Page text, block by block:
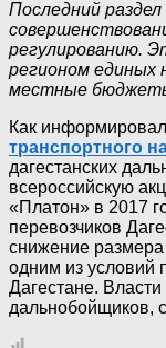
Последний
регулированию.
регионом единых
местные
Как
транспортного
дагестанских
всероссийскую
«Платон» в 2017
перевозчиков
снижение размера
одним из условий
Дагестане.
дальнобойщиков,